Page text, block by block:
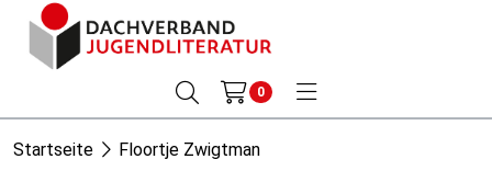
0
Startseite Floortje Zwigtman